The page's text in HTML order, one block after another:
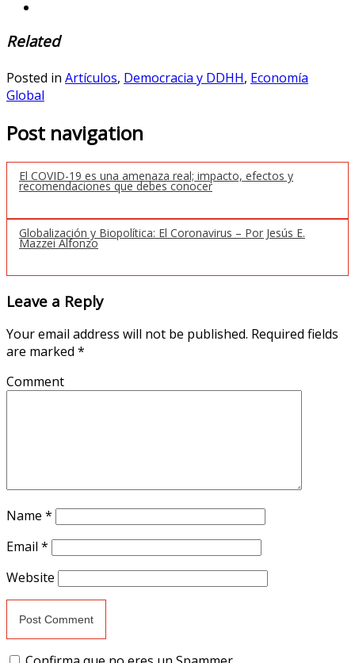
Related
Posted in Artículos, Democracia y DDHH, Economía
Global
Post navigation
El COVID-19 es una amenaza real; impacto, efectos y
recomendaciones que debes conocer
Globalización y Biopolítica: El Coronavirus – Por Jesús E.
Mazzei Alfonzo
Leave a Reply
Your email address will not be published. Required fields
are marked *
Comment
Name *
Email *
Website